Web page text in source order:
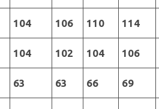
104 106 110 114
104 102 104 106
63 63 66 69